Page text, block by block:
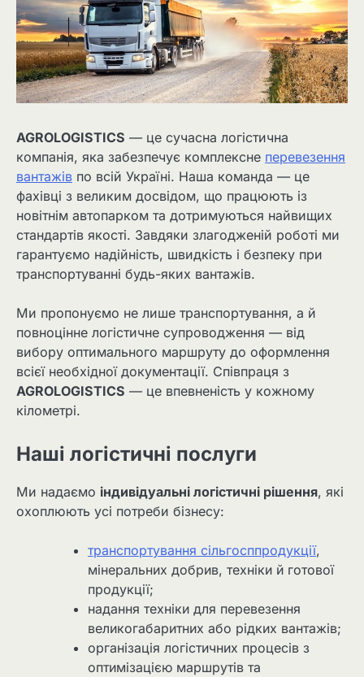
AGROLOGISTICS — це сучасна логістична
компанія, яка забезпечує комплексне перевезення
вантажів по всій Україні. Наша команда — це
фахівці з великим досвідом, що працюють із
новітнім автопарком та дотримуються найвищих
стандартів якості. Завдяки злагодженій роботі ми
гарантуємо надійність, швидкість і безпеку при
транспортуванні будь-яких вантажів.
Ми пропонуємо не лише транспортування, а й
повноцінне логістичне супроводження — від
вибору оптимального маршруту до оформлення
всієї необхідної документації. Співпраця з
AGROLOGISTICS — це впевненість у кожному
кілометрі.
Наші логістичні послуги
Ми надаємо індивідуальні логістичні рішення, які
охоплюють усі потреби бізнесу:
транспортування сільгосппродукції,
мінеральних добрив, техніки й готової
продукції;
надання техніки для перевезення
великогабаритних або рідких вантажів;
організація логістичних процесів з
оптимізацією маршрутів та